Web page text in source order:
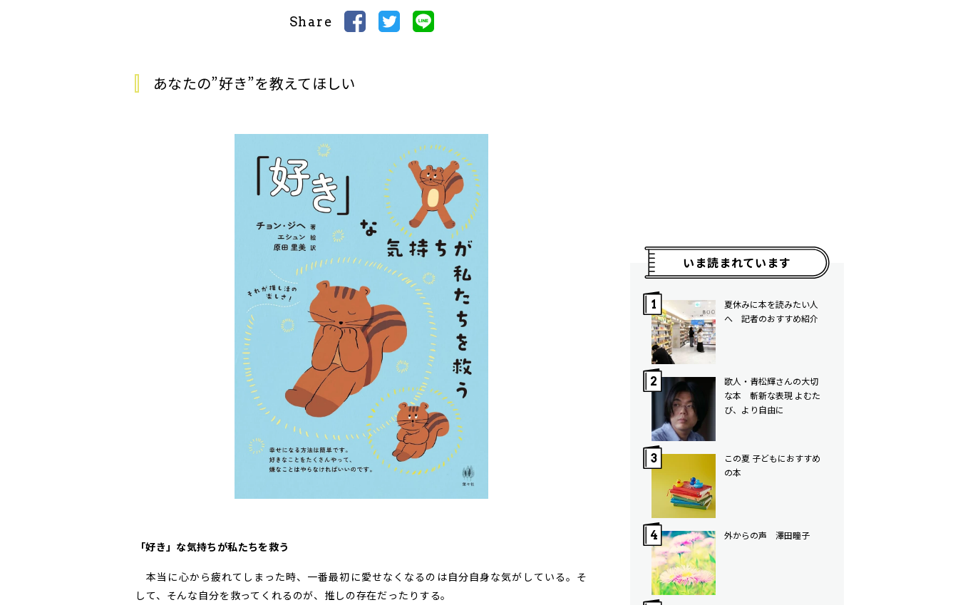
Share
あなたの”好き”を教えてほしい
「好き」な気持ちが私たちを救う
本当に心から疲れてしまった時、一番最初に愛せなくなるのは自分自身な気がしている。そ
して、そんな自分を救ってくれるのが、推しの存在だったりする。
いま読まれています
夏休みに本を読みたい人
へ 記者のおすすめ紹介
歌人・青松輝さんの大切
な本 斬新な表現 よむた
び、より自由に
この夏 子どもにおすすめ
の本
外からの声 澤田瞳子